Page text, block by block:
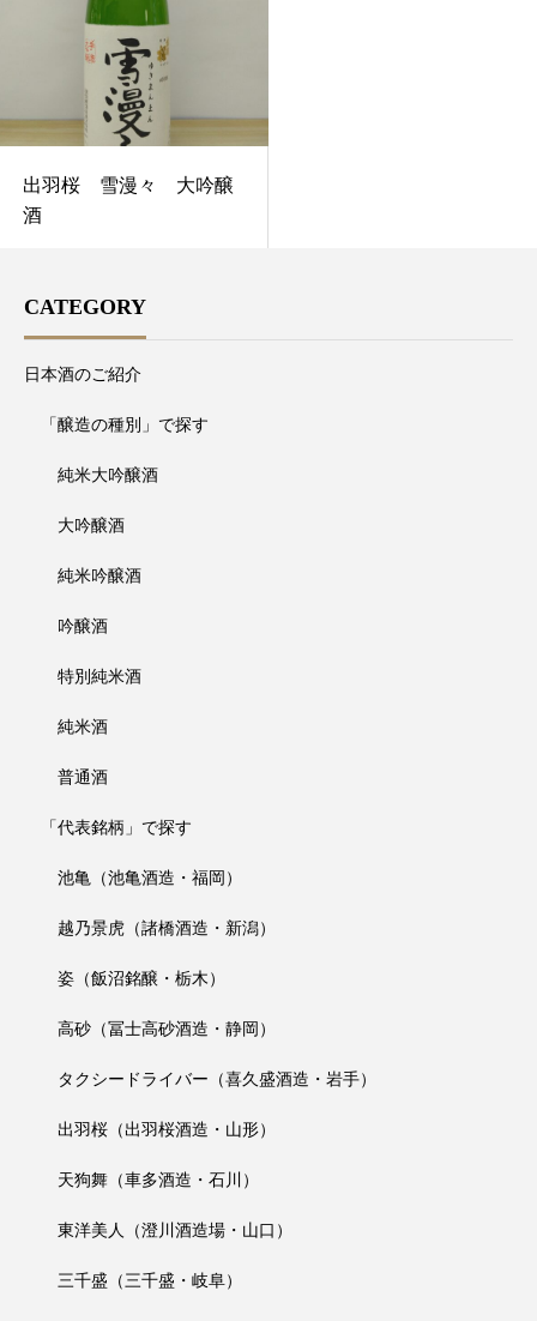
出羽桜 雪漫々 大吟醸
酒
CATEGORY
日本酒のご紹介
「醸造の種別」で探す
純米大吟醸酒
大吟醸酒
純米吟醸酒
吟醸酒
特別純米酒
純米酒
普通酒
「代表銘柄」で探す
池亀（池亀酒造・福岡）
越乃景虎（諸橋酒造・新潟）
姿（飯沼銘醸・栃木）
高砂（冨士高砂酒造・静岡）
タクシードライバー（喜久盛酒造・岩手）
出羽桜（出羽桜酒造・山形）
天狗舞（車多酒造・石川）
東洋美人（澄川酒造場・山口）
三千盛（三千盛・岐阜）